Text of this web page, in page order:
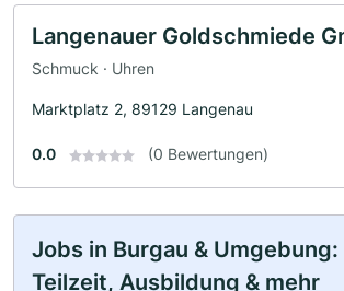
Langenauer Goldschmiede
Schmuck · Uhren
Marktplatz 2, 89129 Langenau
0.0 (0 Bewertungen)
Jobs in Burgau &
Teilzeit, Ausbildung & mehr